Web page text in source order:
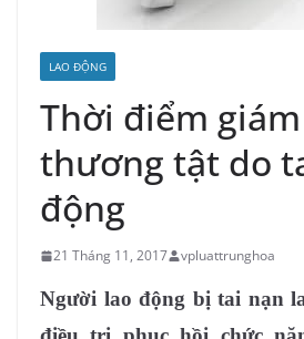
LAO ĐỘNG
Thời điểm
thương tật do
động
21 Tháng 11, 2017 vpluattrunghoa
Người lao động bị tai nạn